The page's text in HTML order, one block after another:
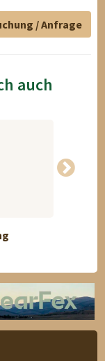
/ Anfrage
auch